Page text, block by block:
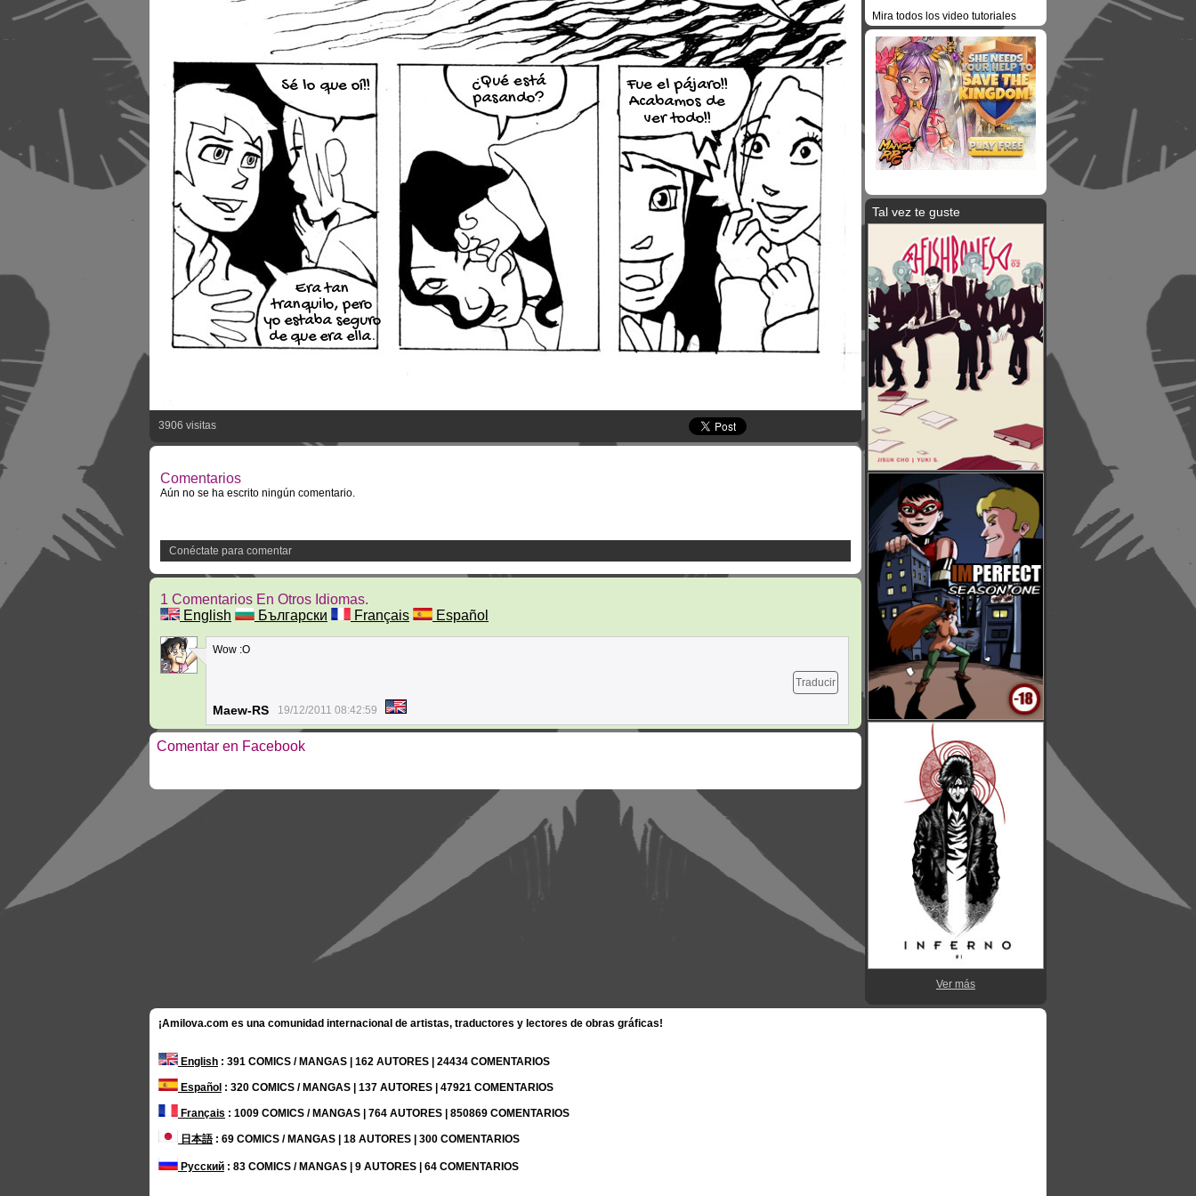
Sé lo que oí!!
Era tan
tranquilo, pero
yo estaba seguro
de que era ella.
¿Qué está
pasando?
Fue el pájaro!!
Acabamos de
ver todo!!
3906 visitas
Comentarios
Aún no se ha escrito ningún comentario.
Conéctate para comentar
1 Comentarios En Otros Idiomas.
English
Български Français Español
2
Wow :O
Traducir
Maew-RS 19/12/2011 08:42:59
Comentar en Facebook
Mira todos los video tutoriales
Tal vez te guste
Ver más
¡Amilova.com es una comunidad internacional de artistas, traductores y lectores de obras gráficas!
English : 391 COMICS / MANGAS | 162 AUTORES | 24434 COMENTARIOS
Español : 320 COMICS / MANGAS | 137 AUTORES | 47921 COMENTARIOS
Français : 1009 COMICS / MANGAS | 764 AUTORES | 850869 COMENTARIOS
日本語: 69 COMICS / MANGAS | 18 AUTORES | 300 COMENTARIOS
Русский : 83 COMICS / MANGAS | 9 AUTORES | 64 COMENTARIOS